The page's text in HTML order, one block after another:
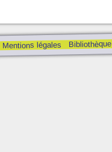
Mentions légales